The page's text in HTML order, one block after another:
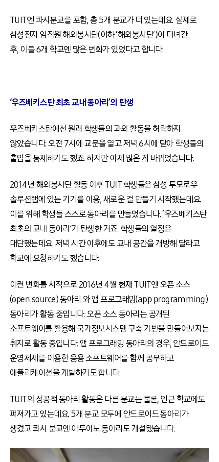
TUIT엔 콰시분교를 포함, 총 5개 분교가 더 있는데요. 실제로
삼성전자 임직원 해외봉사단(이하 ‘해외봉사단’)이 다녀간
후, 이들 6개 학교엔 많은 변화가 있었다고 합니다.
‘우즈베키스탄 최초 교내 동아리’의 탄생
우즈베키스탄에선 원래 학생들의 과외 활동을 허락하지
않았습니다. 오전 7시에 교문을 열고 저녁 6시에 닫아 학생들의
출입을 통제하기도 했죠. 하지만 이제 많은 게 바뀌었습니다.
2014년 해외봉사단 활동 이후 TUIT 학생들은 삼성 투모로우
솔루션랩에 있는 기기를 이용, 새로운 걸 만들기 시작했는데요.
이를 위해 학생들 스스로 동아리를 만들었습니다. ‘우즈베키스탄
최초의 교내 동아리’가 탄생한 거죠. 학생들의 열정은
대단했는데요. 저녁 시간 이후에도 교내 공간을 개방해 달라고
학교에 요청하기도 했습니다.
이런 변화를 시작으로 2016년 4월 현재 TUIT엔 오픈 소스
(open source) 동아리 와 앱 프로그래밍(app programming)
동아리가 활동 중입니다. 오픈 소스 동아리는 공개된
소프트웨어를 활용해 국가정보시스템 구축 기반을 만들어보자는
취지로 활동 중입니다. 앱 프로그래밍 동아리의 경우, 안드로이드
운영체제를 이용한 응용 소프트웨어를 함께 공부하고
애플리케이션을 개발하기도 합니다.
TUIT의 성공적 동아리 활동은 다른 분교는 물론, 인근 학교에도
퍼져가고 있는데요. 5개 분교 모두에 안드로이드 동아리가
생겼고 콰시 분교엔 아두이노 동아리도 개설됐습니다.